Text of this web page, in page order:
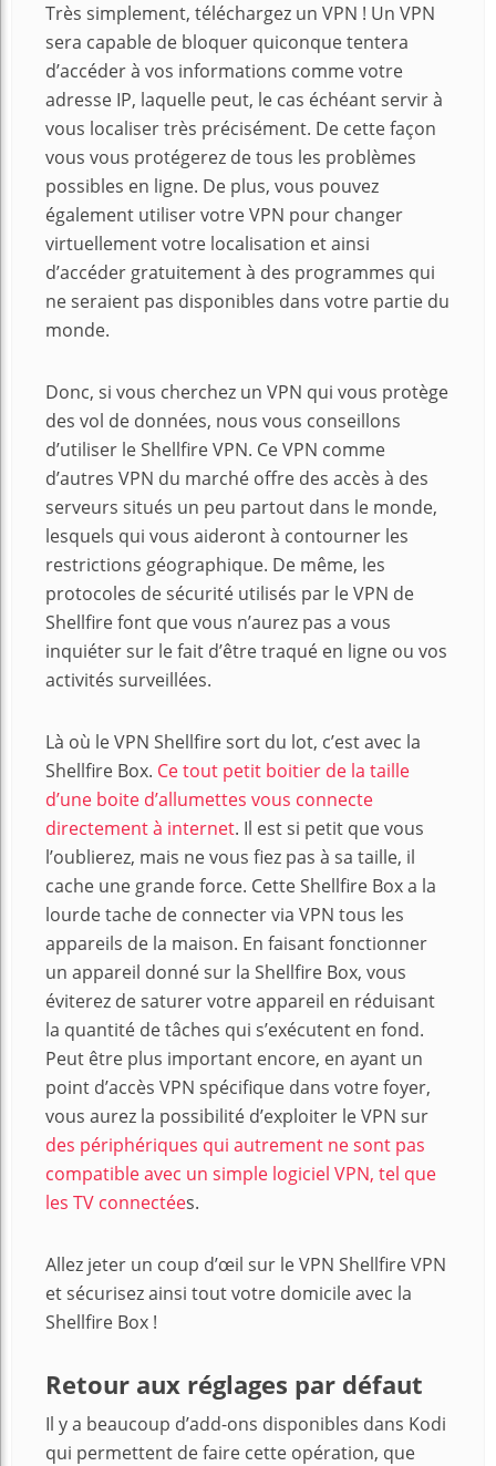
Très simplement, téléchargez un VPN ! Un VPN
sera capable de bloquer quiconque tentera
d’accéder à vos informations comme votre
adresse IP, laquelle peut, le cas échéant servir à
vous localiser très précisément. De cette façon
vous vous protégerez de tous les problèmes
possibles en ligne. De plus, vous pouvez
également utiliser votre VPN pour changer
virtuellement votre localisation et ainsi
d’accéder gratuitement à des programmes qui
ne seraient pas disponibles dans votre partie du
monde.
Donc, si vous cherchez un VPN qui vous protège
des vol de données, nous vous conseillons
d’utiliser le Shellfire VPN. Ce VPN comme
d’autres VPN du marché offre des accès à des
serveurs situés un peu partout dans le monde,
lesquels qui vous aideront à contourner les
restrictions géographique. De même, les
protocoles de sécurité utilisés par le VPN de
Shellfire font que vous n’aurez pas a vous
inquiéter sur le fait d’être traqué en ligne ou vos
activités surveillées.
Là où le VPN Shellfire sort du lot, c’est avec la
Shellfire Box. Ce tout petit boitier de la taille
d’une boite d’allumettes vous connecte
directement à internet. Il est si petit que vous
l’oublierez, mais ne vous fiez pas à sa taille, il
cache une grande force. Cette Shellfire Box a la
lourde tache de connecter via VPN tous les
appareils de la maison. En faisant fonctionner
un appareil donné sur la Shellfire Box, vous
éviterez de saturer votre appareil en réduisant
la quantité de tâches qui s’exécutent en fond.
Peut être plus important encore, en ayant un
point d’accès VPN spécifique dans votre foyer,
vous aurez la possibilité d’exploiter le VPN sur
des périphériques qui autrement ne sont pas
compatible avec un simple logiciel VPN, tel que
les TV connectées.
Allez jeter un coup d’œil sur le VPN Shellfire VPN
et sécurisez ainsi tout votre domicile avec la
Shellfire Box !
Retour aux réglages par défaut
Il y a beaucoup d’add-ons disponibles dans Kodi
qui permettent de faire cette opération, que